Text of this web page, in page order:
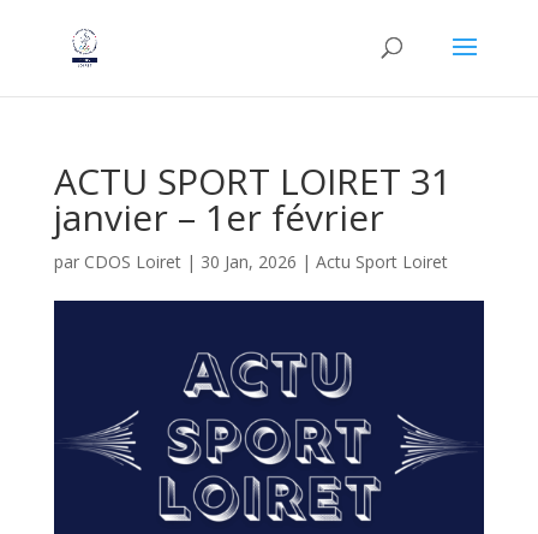
ACTU SPORT LOIRET 31
janvier – 1er février
par CDOS Loiret| 30 Jan, 2026 | Actu Sport Loiret